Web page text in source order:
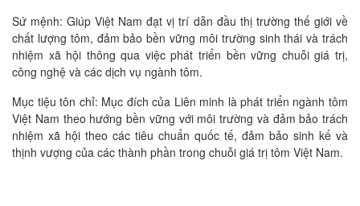
Sứ mệnh: Giúp Việt Nam đạt vị trí dẫn đầu thị trường thế giới về
chất lượng tôm, đảm bảo bền vững môi trường sinh thái và trách
nhiệm xã hội thông qua việc phát triển bền vững chuỗi giá trị,
công nghệ và các dịch vụ ngành tôm.
Mục tiệu tôn chỉ: Mục đích của Liên minh là phát triển ngành tôm
Việt Nam theo hướng bền vững với môi trường và đảm bảo trách
nhiệm xã hội theo các tiêu chuẩn quốc tế, đảm bảo sinh kế và
thịnh vượng của các thành phần trong chuỗi giá trị tôm Việt Nam.